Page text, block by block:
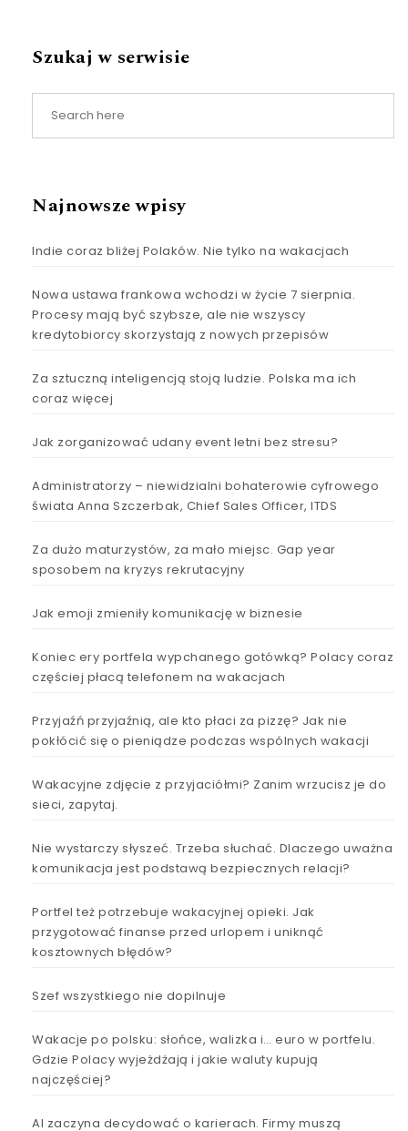
Szukaj w serwisie
Najnowsze wpisy
Indie coraz bliżej Polaków. Nie tylko na wakacjach
Nowa ustawa frankowa wchodzi w życie 7 sierpnia.
Procesy mają być szybsze, ale nie wszyscy
kredytobiorcy skorzystają z nowych przepisów
Za sztuczną inteligencją stoją ludzie. Polska ma ich
coraz więcej
Jak zorganizować udany event letni bez stresu?
Administratorzy – niewidzialni bohaterowie cyfrowego
świata Anna Szczerbak, Chief Sales Officer, ITDS
Za dużo maturzystów, za mało miejsc. Gap year
sposobem na kryzys rekrutacyjny
Jak emoji zmieniły komunikację w biznesie
Koniec ery portfela wypchanego gotówką? Polacy coraz
częściej płacą telefonem na wakacjach
Przyjaźń przyjaźnią, ale kto płaci za pizzę? Jak nie
pokłócić się o pieniądze podczas wspólnych wakacji
Wakacyjne zdjęcie z przyjaciółmi? Zanim wrzucisz je do
sieci, zapytaj.
Nie wystarczy słyszeć. Trzeba słuchać. Dlaczego uważna
komunikacja jest podstawą bezpiecznych relacji?
Portfel też potrzebuje wakacyjnej opieki. Jak
przygotować finanse przed urlopem i uniknąć
kosztownych błędów?
Szef wszystkiego nie dopilnuje
Wakacje po polsku: słońce, walizka i… euro w portfelu.
Gdzie Polacy wyjeżdżają i jakie waluty kupują
najczęściej?
AI zaczyna decydować o karierach. Firmy muszą